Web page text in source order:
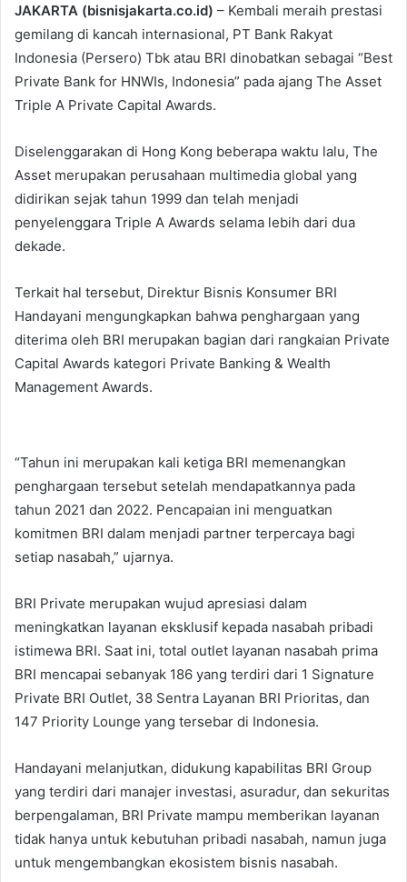
JAKARTA (bisnisjakarta.co.id) – Kembali meraih prestasi
gemilang di kancah internasional, PT Bank Rakyat
Indonesia (Persero) Tbk atau BRI dinobatkan sebagai “Best
Private Bank for HNWIs, Indonesia” pada ajang The Asset
Triple A Private Capital Awards.
Diselenggarakan di Hong Kong beberapa waktu lalu, The
Asset merupakan perusahaan multimedia global yang
didirikan sejak tahun 1999 dan telah menjadi
penyelenggara Triple A Awards selama lebih dari dua
dekade.
Terkait hal tersebut, Direktur Bisnis Konsumer BRI
Handayani mengungkapkan bahwa penghargaan yang
diterima oleh BRI merupakan bagian dari rangkaian Private
Capital Awards kategori Private Banking & Wealth
Management Awards.
“Tahun ini merupakan kali ketiga BRI memenangkan
penghargaan tersebut setelah mendapatkannya pada
tahun 2021 dan 2022. Pencapaian ini menguatkan
komitmen BRI dalam menjadi partner terpercaya bagi
setiap nasabah,” ujarnya.
BRI Private merupakan wujud apresiasi dalam
meningkatkan layanan eksklusif kepada nasabah pribadi
istimewa BRI. Saat ini, total outlet layanan nasabah prima
BRI mencapai sebanyak 186 yang terdiri dari 1 Signature
Private BRI Outlet, 38 Sentra Layanan BRI Prioritas, dan
147 Priority Lounge yang tersebar di Indonesia.
Handayani melanjutkan, didukung kapabilitas BRI Group
yang terdiri dari manajer investasi, asuradur, dan sekuritas
berpengalaman, BRI Private mampu memberikan layanan
tidak hanya untuk kebutuhan pribadi nasabah, namun juga
untuk mengembangkan ekosistem bisnis nasabah.